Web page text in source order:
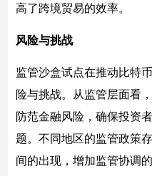
高了跨境贸易的效率。
风险与挑战
监管沙盒试点在推动比特
险与挑战。从监管层面看
防范金融风险，确保投资
题。不同地区的监管政策
间的出现，增加监管协调的